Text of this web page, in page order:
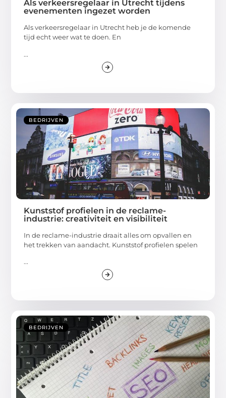
Als verkeersregelaar in Utrecht tijdens
evenementen ingezet worden
Als verkeersregelaar in Utrecht heb je de komende
tijd echt weer wat te doen. En
...
BEDRIJVEN
Kunststof profielen in de reclame-
industrie: creativiteit en visibiliteit
In de reclame-industrie draait alles om opvallen en
het trekken van aandacht. Kunststof profielen spelen
...
BEDRIJVEN